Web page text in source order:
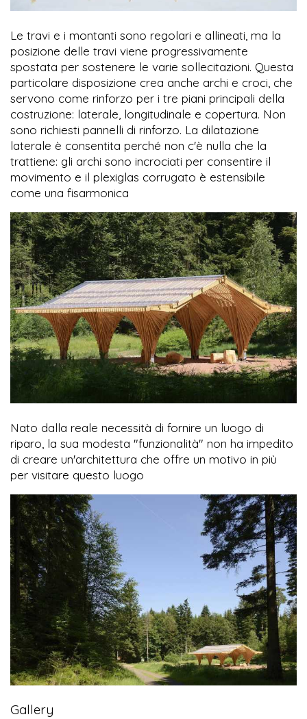
Le travi e i montanti sono regolari e allineati, ma la
posizione delle travi viene progressivamente
spostata per sostenere le varie sollecitazioni. Questa
particolare disposizione crea anche archi e croci, che
servono come rinforzo per i tre piani principali della
costruzione: laterale, longitudinale e copertura. Non
sono richiesti pannelli di rinforzo. La dilatazione
laterale è consentita perché non c'è nulla che la
trattiene: gli archi sono incrociati per consentire il
movimento e il plexiglas corrugato è estensibile
come una fisarmonica
Nato dalla reale necessità di fornire un luogo di
riparo, la sua modesta "funzionalità" non ha impedito
di creare un'architettura che offre un motivo in più
per visitare questo luogo
Gallery